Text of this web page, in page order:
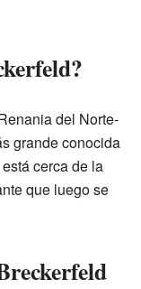
del Norte-
grande conocida
cerca de la
que luego se